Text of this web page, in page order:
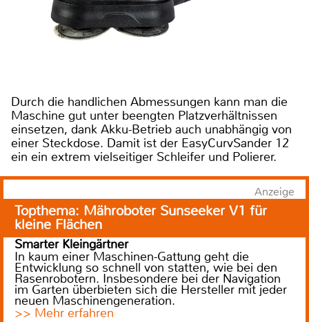
Durch die handlichen Abmessungen kann man die
Maschine gut unter beengten Platzverhältnissen
einsetzen, dank Akku-Betrieb auch unabhängig von
einer Steckdose. Damit ist der EasyCurvSander 12
ein ein extrem vielseitiger Schleifer und Polierer.
Anzeige
Topthema: Mähroboter Sunseeker V1 für
kleine Flächen
Smarter Kleingärtner
In kaum einer Maschinen-Gattung geht die
Entwicklung so schnell von statten, wie bei den
Rasenrobotern. Insbesondere bei der Navigation
im Garten überbieten sich die Hersteller mit jeder
neuen Maschinengeneration.
>> Mehr erfahren